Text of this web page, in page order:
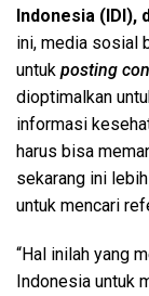
Indonesia (IDI),
ini, media sosial
untuk posting
dioptimalkan
informasi
harus bisa
sekarang ini
untuk mencari
“Hal inilah yang
Indonesia untuk